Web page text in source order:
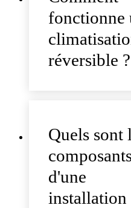
fonctionne
réversible ?
Quels sont
d'une
installation